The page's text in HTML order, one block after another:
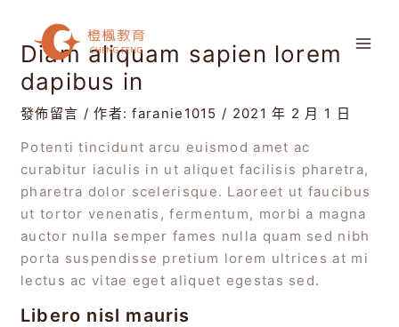
Diam aliquam sapien lorem
dapibus in
發佈留言 / 作者:faranie1015 / 2021 年 2 月 1 日
Potenti tincidunt arcu euismod amet ac
curabitur iaculis in ut aliquet facilisis pharetra,
pharetra dolor scelerisque. Laoreet ut faucibus
ut tortor venenatis, fermentum, morbi a magna
auctor nulla semper fames nulla quam sed nibh
porta suspendisse pretium lorem ultrices at mi
lectus ac vitae eget aliquet egestas sed.
Libero nisl mauris
navigation